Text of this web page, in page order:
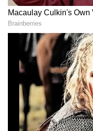
சுமார் ஐந்து
வரவேற்பை
மூலமாக நடிகை
நுழைந்து
சீரியலுக்கு
மாதவி,
கைராசி